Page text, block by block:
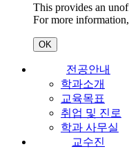
This provides an
For more
OK
전공안내
학과소개
교육목표
취업 및 진로
학과 사무실
교수진